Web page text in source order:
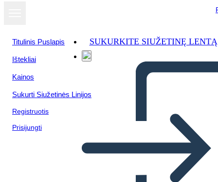
Titulinis Puslapis
Ištekliai
Kainos
Sukurti Siužetinės Linijos
Registruotis
Prisijungti
SUKURKITE SIUŽETINĘ LENTĄ
Žiūrėti kaip
skaidrių